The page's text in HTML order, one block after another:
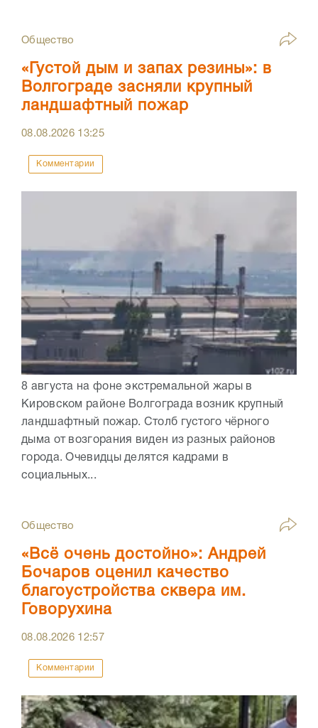
Общество
«Густой дым и запах резины»: в
Волгограде засняли крупный
ландшафтный пожар
08.08.2026 13:25
Комментарии
8 августа на фоне экстремальной жары в
Кировском районе Волгограда возник крупный
ландшафтный пожар. Столб густого чёрного
дыма от возгорания виден из разных районов
города. Очевидцы делятся кадрами в
социальных...
Общество
«Всё очень достойно»: Андрей
Бочаров оценил качество
благоустройства сквера им.
Говорухина
08.08.2026 12:57
Комментарии